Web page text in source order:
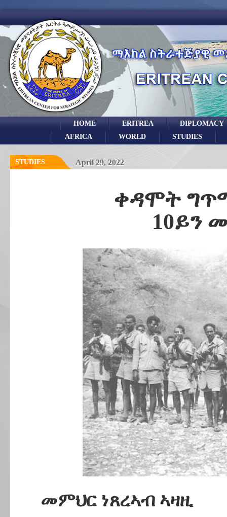
DIPLOMACY
ERITREA
HOME
STUDIES
WORLD
AFRICA
STUDIES April 29, 2022
ቀዳሞት
10ይን
መምህር ነጸረኣብ ኣዛዚ